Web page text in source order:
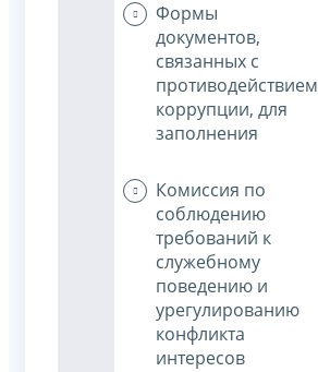
Формы
документов,
связанных с
противодействием
коррупции, для
заполнения
Комиссия по
соблюдению
требований к
служебному
поведению и
урегулированию
конфликта
интересов